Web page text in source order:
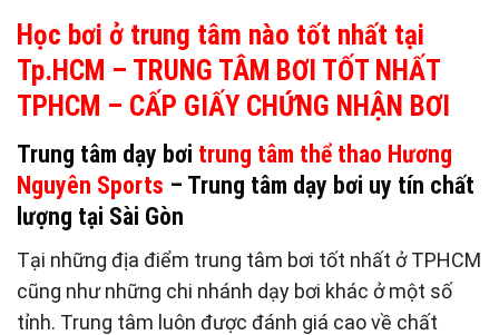
Học bơi ở trung tâm nào tốt nhất tại
Tp.HCM – TRUNG TÂM BƠI TỐT NHẤT
TPHCM – CẤP GIẤY CHỨNG NHẬN BƠI
Trung tâm dạy bơi trung tâm thể thao Hương
Nguyên Sports – Trung tâm dạy bơi uy tín chất
lượng tại Sài Gòn
Tại những địa điểm trung tâm bơi tốt nhất ở TPHCM
cũng như những chi nhánh dạy bơi khác ở một số
tỉnh. Trung tâm luôn được đánh giá cao về chất